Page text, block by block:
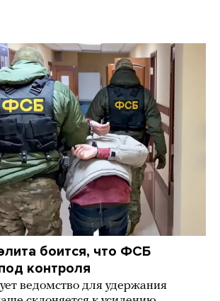
боится, что ФСБ
контроля
ведомство для удержания